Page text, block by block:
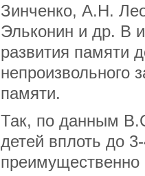
Зинченко, А.Н.
Эльконин и др. В
развития памяти
непроизвольного
памяти.
Так, по данным
детей вплоть до
преимущественно